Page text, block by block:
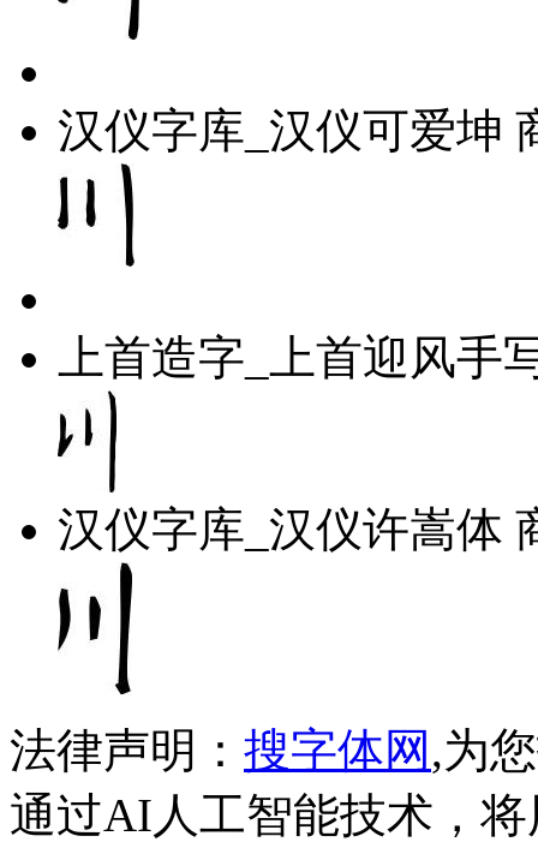
汉仪字库_汉仪可爱坤
上首造字_上首迎风手
汉仪字库_汉仪许嵩体
法律声明： 搜字体网 ,为
通过AI人工智能技术，